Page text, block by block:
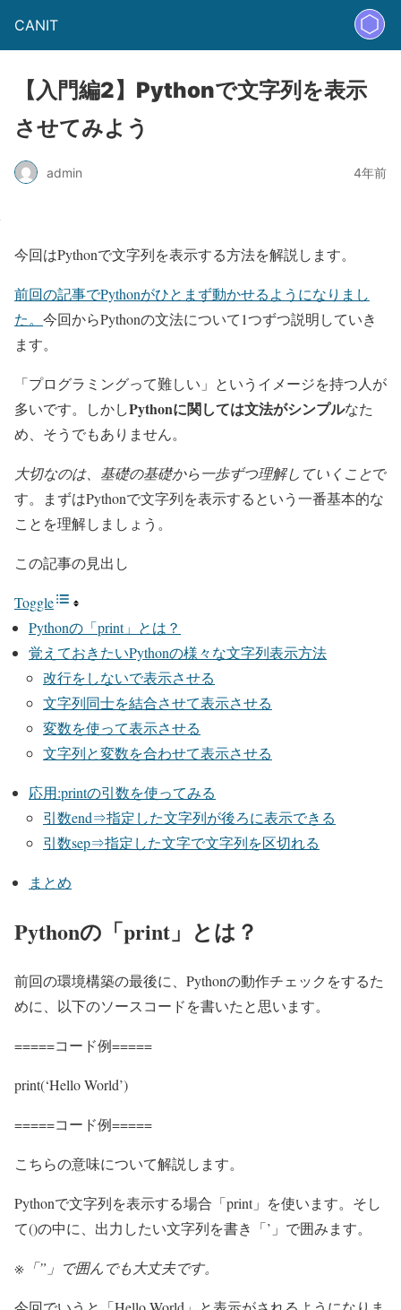
CANIT
【入門編2】Pythonで文字列を表示
させてみよう
admin 4年前
今回はPythonで文字列を表示する方法を解説します。
前回の記事でPythonがひとまず動かせるようになりまし
た。 今回からPythonの文法について1つずつ説明していき
ます。
「プログラミングって難しい」というイメージを持つ人が
多いです。しかしPythonに関しては文法がシンプルなた
め、そうでもありません。
大切なのは、基礎の基礎から一歩ずつ理解していくことで
す。まずはPythonで文字列を表示するという一番基本的な
ことを理解しましょう。
この記事の見出し
Toggle
Pythonの「print」とは？
覚えておきたいPythonの様々な文字列表示方法
改行をしないで表示させる
文字列同士を結合させて表示させる
変数を使って表示させる
文字列と変数を合わせて表示させる
応用:printの引数を使ってみる
引数end⇒指定した文字列が後ろに表示できる
引数sep⇒指定した文字で文字列を区切れる
まとめ
Pythonの「print」とは？
前回の環境構築の最後に、Pythonの動作チェックをするた
めに、以下のソースコードを書いたと思います。
=====コード例=====
print(‘Hello World’)
=====コード例=====
こちらの意味について解説します。
Pythonで文字列を表示する場合「print」を使います。そし
て()の中に、出力したい文字列を書き「’」で囲みます。
※「”」で囲んでも大丈夫です。